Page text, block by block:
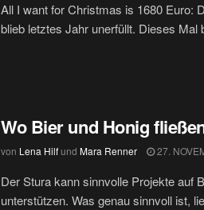
All I want for Christmas is 1680 Euro:
blieb letztes Jahr unerfüllt. Dieses Mal
Wo Bier und Honig
von Lena Hilfund Mara Renner 27.
Der Stura kann sinnvolle Projekte auf
unterstützen. Was genau sinnvoll ist,